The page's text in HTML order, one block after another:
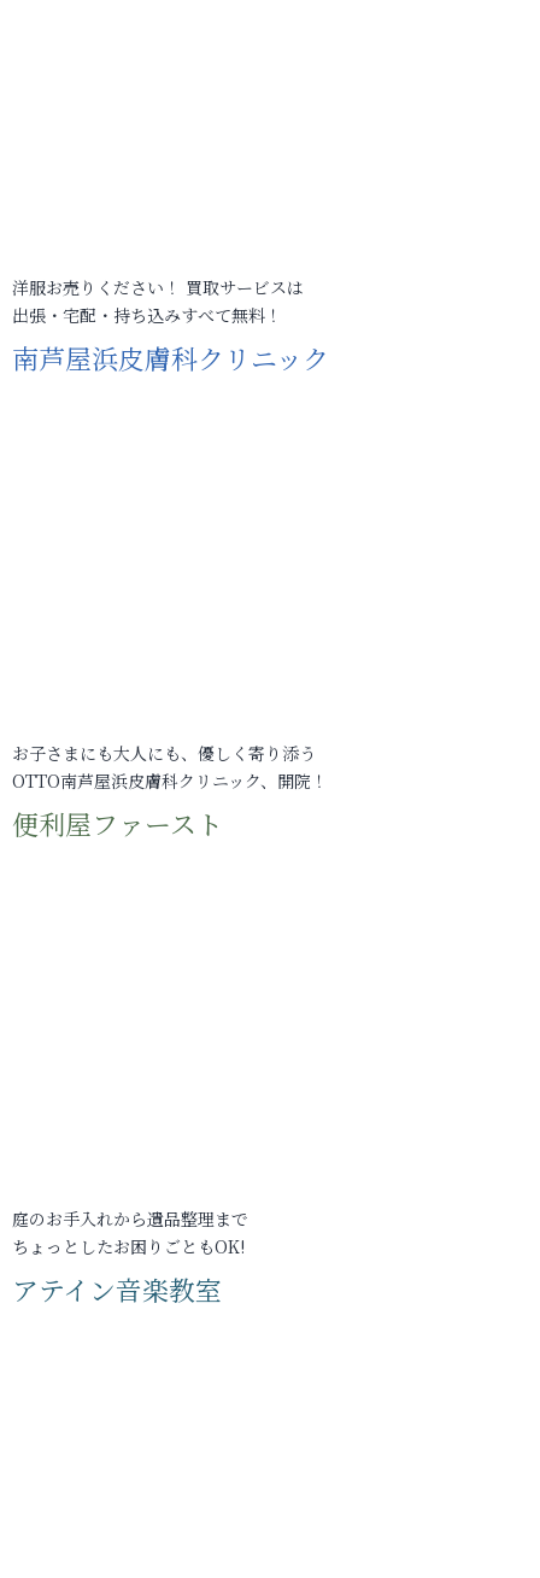
洋服お売りください！ 買取サービスは
出張・宅配・持ち込みすべて無料！
南芦屋浜皮膚科クリニック
お子さまにも大人にも、優しく寄り添う
OTTO南芦屋浜皮膚科クリニック、開院！
便利屋ファースト
庭のお手入れから遺品整理まで
ちょっとしたお困りごともOK!
アテイン音楽教室